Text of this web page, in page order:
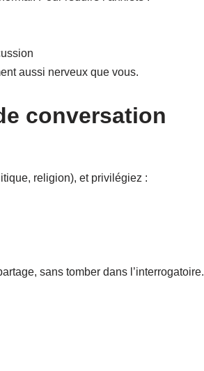
aussi nerveux que vous.
conversation
religion), et privilégiez :
sans tomber dans l’interrogatoire.